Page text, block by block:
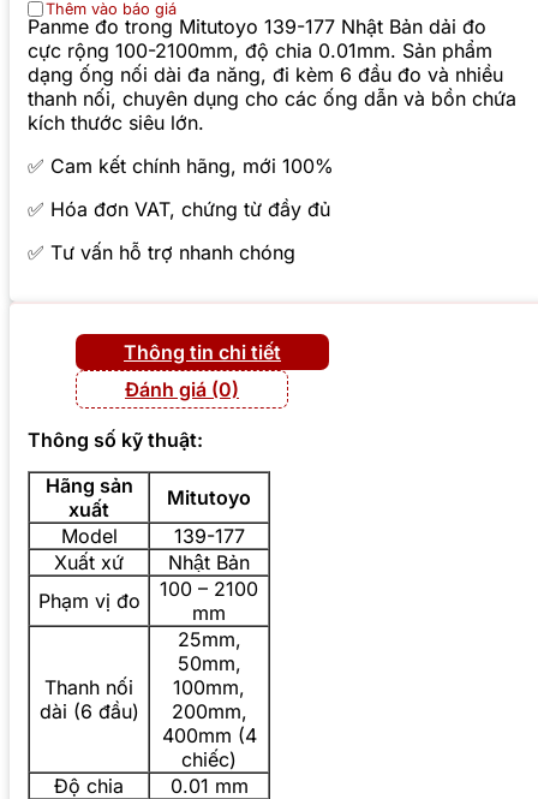
Thêm vào báo giá
Panme đo trong Mitutoyo 139-177 Nhật Bản dải đo
cực rộng 100-2100mm, độ chia 0.01mm. Sản phẩm
dạng ống nối dài đa năng, đi kèm 6 đầu đo và nhiều
thanh nối, chuyên dụng cho các ống dẫn và bồn chứa
kích thước siêu lớn.
✅ Cam kết chính hãng, mới 100%
✅ Hóa đơn VAT, chứng từ đầy đủ
✅ Tư vấn hỗ trợ nhanh chóng
Thông tin chi tiết
Đánh giá (0)
Thông số kỹ thuật:
Hãng sản
xuất
Mitutoyo
Model
139-177
Xuất xứ
Nhật Bản
Phạm vị đo
100 – 2100
mm
Thanh nối
dài (6 đầu)
25mm,
50mm,
100mm,
200mm,
400mm (4
chiếc)
Độ chia
0.01 mm